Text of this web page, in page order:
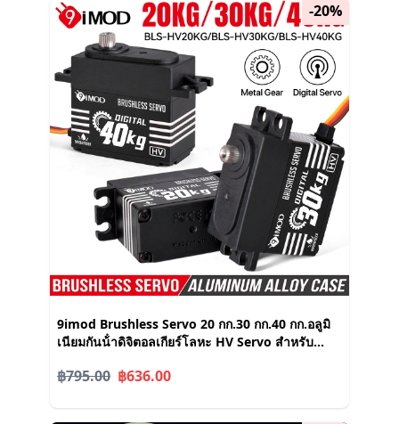
-20%
9imod Brushless Servo 20 กก.30 กก.40 กก.อลูมิ
เนียมกันน้ําดิจิตอลเกียร์โลหะ HV Servo สําหรับ
฿795.00 ฿636.00